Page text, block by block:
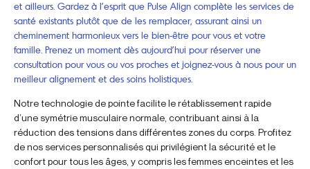
et ailleurs. Gardez à l’esprit que Pulse Align complète les services de
santé existants plutôt que de les remplacer, assurant ainsi un
cheminement harmonieux vers le bien-être pour vous et votre
famille. Prenez un moment dès aujourd’hui pour réserver une
consultation pour vous ou vos proches et joignez-vous à nous pour un
meilleur alignement et des soins holistiques.
Notre technologie de pointe facilite le rétablissement rapide
d’une symétrie musculaire normale, contribuant ainsi à la
réduction des tensions dans différentes zones du corps. Profitez
de nos services personnalisés qui privilégient la sécurité et le
confort pour tous les âges, y compris les femmes enceintes et les